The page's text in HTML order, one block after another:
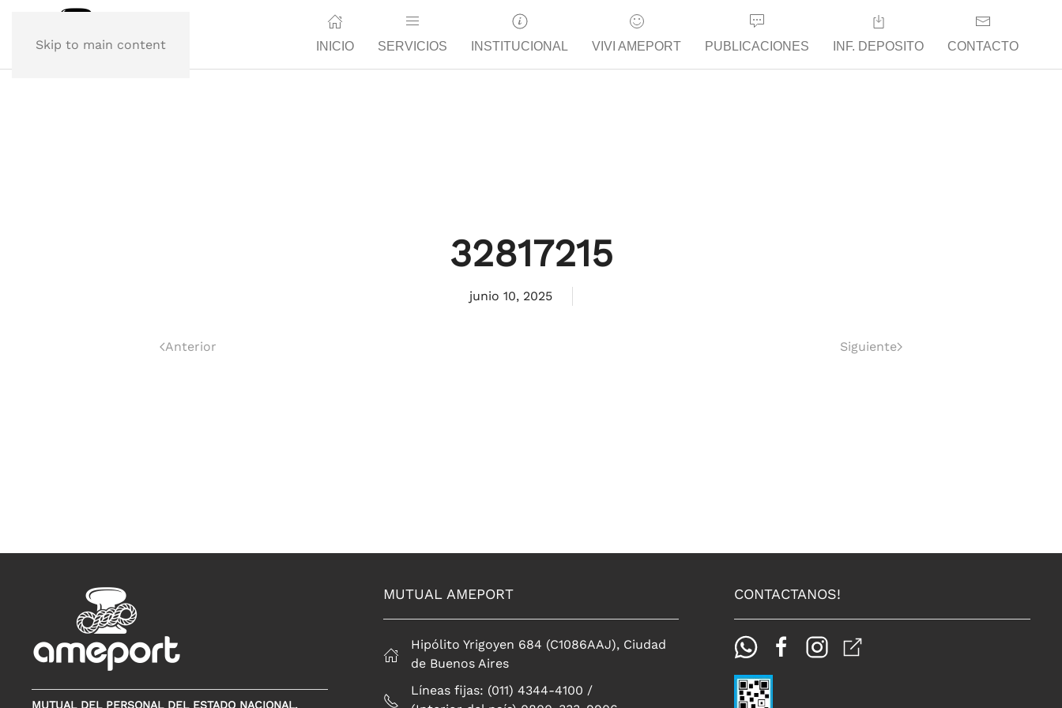
Skip to main content INICIO SERVICIOS INSTITUCIONAL VIVI AMEPORT PUBLICACIONES INF. DEPOSITO CONTACTO
32817215
junio 10, 2025
Anterior Siguiente
MUTUAL DEL PERSONAL DEL ESTADO NACIONAL,
MUTUAL AMEPORT
Hipólito Yrigoyen 684 (C1086AAJ), Ciudad
de Buenos Aires
Líneas fijas: (011) 4344-4100 /
CONTACTANOS!